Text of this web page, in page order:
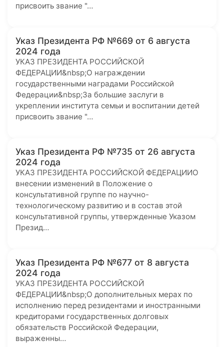
присвоить звание "…
Указ Президента РФ №669 от 6 августа
2024 года
УКАЗ ПРЕЗИДЕНТА РОССИЙСКОЙ
ФЕДЕРАЦИИ&nbsp;О награждении
государственными наградами Российской
Федерации&nbsp;За большие заслуги в
укреплении института семьи и воспитании детей
присвоить звание "…
Указ Президента РФ №735 от 26 августа
2024 года
УКАЗ ПРЕЗИДЕНТА РОССИЙСКОЙ ФЕДЕРАЦИИО
внесении изменений в Положение о
консультативной группе по научно-
технологическому развитию и в состав этой
консультативной группы, утвержденные Указом
Презид…
Указ Президента РФ №677 от 8 августа
2024 года
УКАЗ ПРЕЗИДЕНТА РОССИЙСКОЙ
ФЕДЕРАЦИИ&nbsp;О дополнительных мерах по
исполнению перед резидентами и иностранными
кредиторами государственных долговых
обязательств Российской Федерации,
выраженны…